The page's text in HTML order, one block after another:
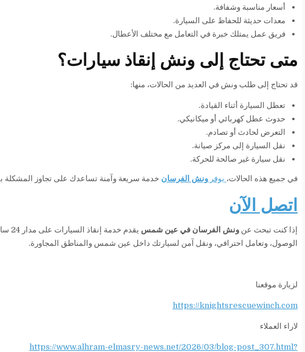
أسعار مناسبة وشفافة.
معدات حديثة للحفاظ على السيارة.
فريق عمل يمتلك خبرة في التعامل مع مختلف الأعطال.
متى تحتاج إلى ونش إنقاذ سيارات؟
قد تحتاج إلى طلب ونش في العديد من الحالات، منها:
تعطل السيارة أثناء القيادة.
حدوث عطل كهربائي أو ميكانيكي.
التعرض لحادث أو تصادم.
نقل السيارة إلى مركز صيانة.
نقل سيارة غير صالحة للحركة.
في جميع هذه الحالات، يوفرونش الفرسان خدمة سريعة وآمنة تساعدك على تجاوز المشكلة
اتصل الآن
إذا كنت تبحث عنونش الفرسان في عين شمس يقدم خدمة إنقاذ السيارات على مدار 24 ساعة، فاتصل الآن عل
الوصول، وتعامل احترافي، ونقل آمن لسيارتك داخل عين شمس والمناطق المجاورة.
لزيارة موقعنا
https://knightsrescuewinch.com
لاراء العملاء
https://www.alhram-elmasry-news.net/2026/03/blog-post_307.html?